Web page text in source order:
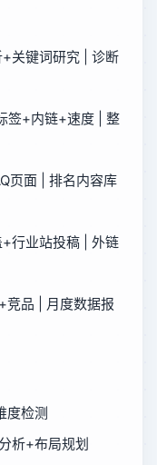
+关键词研究 | 诊断
签+内链+速度 | 整
页面 | 排名内容库
行业站投稿 | 外链
竞品 | 月度数据报
度检测
析+布局规划